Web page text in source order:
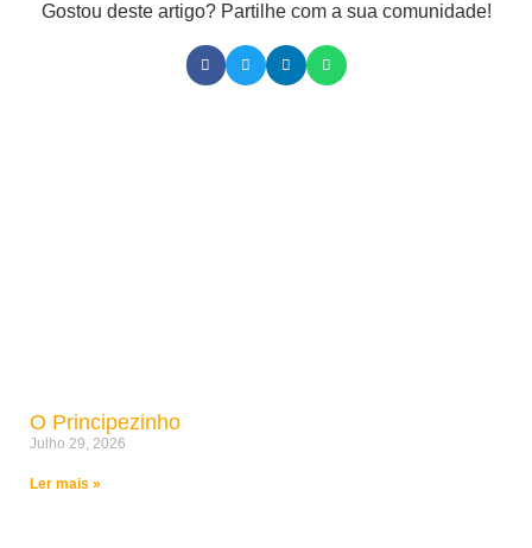
Gostou deste artigo? Partilhe com a sua comunidade!
O Principezinho
Julho 29, 2026
Ler mais »